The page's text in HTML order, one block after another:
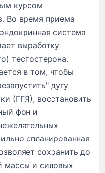
курсом
Во время приема
система
выработку
тестостерона.
в том, чтобы
дугу
(ГГЯ), восстановить
фон и
спланированная
сохранить до
массы и силовых